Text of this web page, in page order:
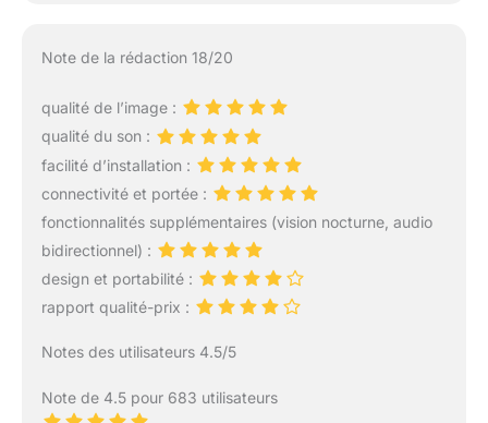
Note de la rédaction 18/20
qualité de l’image :
qualité du son :
facilité d’installation :
connectivité et portée :
fonctionnalités supplémentaires (vision nocturne, audio
bidirectionnel) :
design et portabilité :
rapport qualité-prix :
Notes des utilisateurs 4.5/5
Note de 4.5 pour 683 utilisateurs